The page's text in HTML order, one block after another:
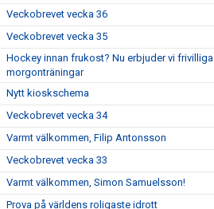
Veckobrevet vecka 36
Veckobrevet vecka 35
Hockey innan frukost? Nu erbjuder vi frivilliga
morgonträningar
Nytt kioskschema
Veckobrevet vecka 34
Varmt välkommen, Filip Antonsson
Veckobrevet vecka 33
Varmt välkommen, Simon Samuelsson!
Prova på världens roligaste idrott